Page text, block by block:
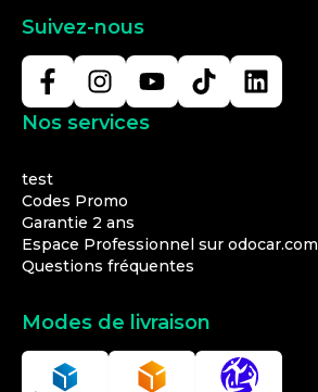
Suivez-nous
Nos services
test
Codes Promo
Garantie 2 ans
Espace Professionnel sur odocar.com
Questions fréquentes
Modes de livraison